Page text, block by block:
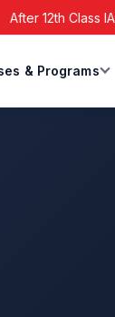
Class IAS &
& Programs